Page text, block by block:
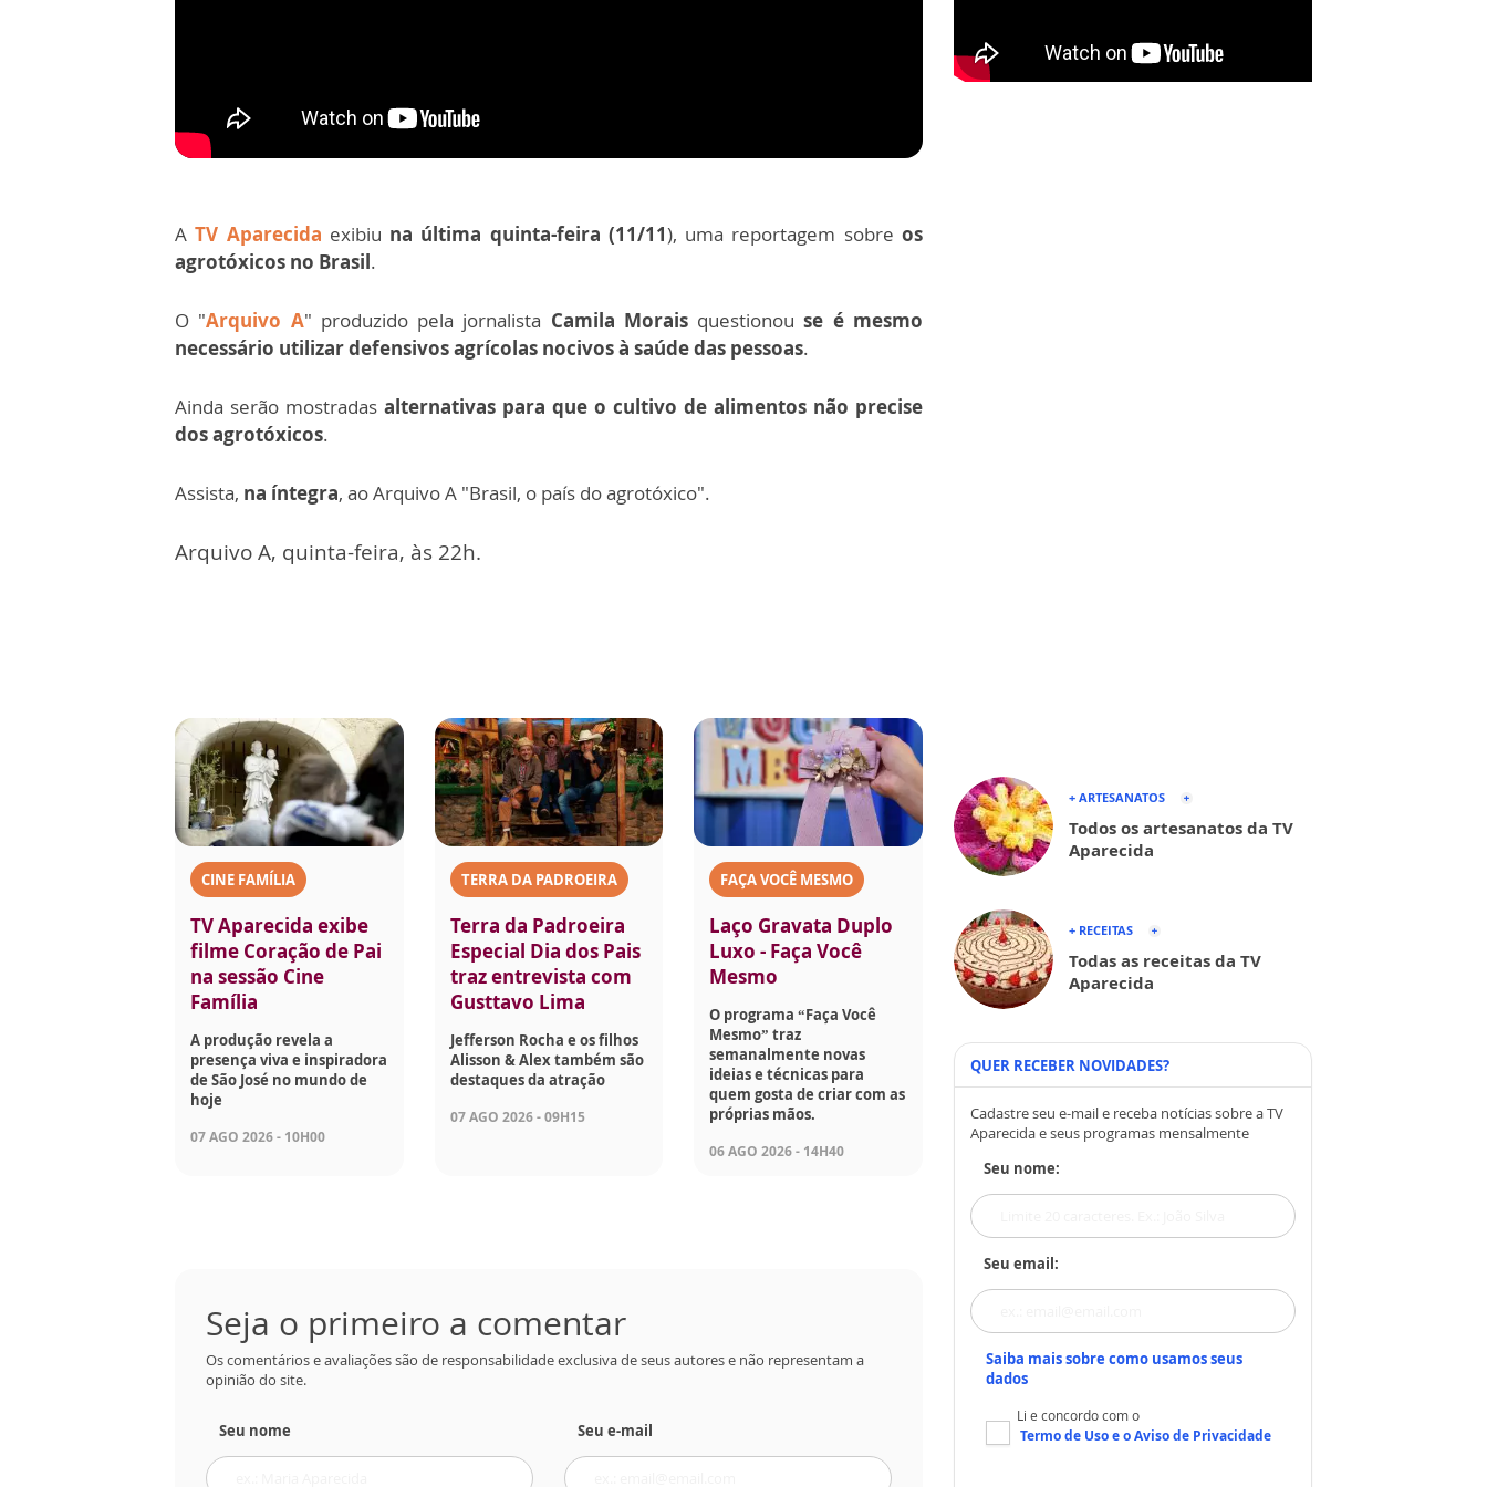
ATV Aparecida exibiu na última quinta-feira (11/11), uma reportagem sobreos
agrotóxicos no Brasil.
O "Arquivo A" produzido pela jornalista Camila Moraisquestionouse é mesmo
necessário utilizar defensivos agrícolas nocivos à saúde das pessoas.
Ainda serão mostradas alternativas para que o cultivo de alimentos não precise
dos agrotóxicos.
Assista, na íntegra, ao Arquivo A "Brasil, o país do agrotóxico".
Arquivo A, quinta-feira, às 22h.
CINE FAMÍLIA
TV Aparecida exibe
filme Coração de Pai
na sessão Cine
Família
A produção revela a
presença viva e inspiradora
de São José no mundo de
hoje
07 AGO 2026 - 10H00
TERRA DA PADROEIRA
Terra da Padroeira
Especial Dia dos Pais
traz entrevista com
Gusttavo Lima
Jefferson Rocha e os filhos
Alisson & Alex também são
destaques da atração
07 AGO 2026 - 09H15
FAÇA VOCÊ MESMO
Laço Gravata Duplo
Luxo - Faça Você
Mesmo
O programa “Faça Você
Mesmo” traz
semanalmente novas
ideias e técnicas para
quem gosta de criar com as
próprias mãos.
06 AGO 2026 - 14H40
Seja o primeiro a comentar
Os comentários e avaliações são de responsabilidade exclusiva de seus autores e não representam a
opinião do site.
Seu nome Seu e-mail
+ ARTESANATOS
Todos os artesanatos da TV
Aparecida
+ RECEITAS
Todas as receitas da TV
Aparecida
QUER RECEBER NOVIDADES?
Cadastre seu e-mail e receba notícias sobre a TV
Aparecida e seus programas mensalmente
Seu nome:
Seu email:
Saiba mais sobre como usamos seus
dados
Li e concordo com o
Termo de Usoe oAviso de Privacidade